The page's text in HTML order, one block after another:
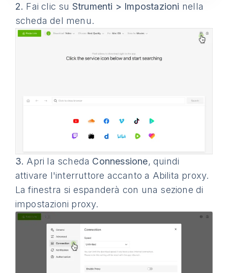
2. Fai clic su Strumenti > Impostazioni nella
scheda del menu.
3. Apri la scheda Connessione, quindi
attivare l'interruttore accanto a Abilita proxy.
La finestra si espanderà con una sezione di
impostazioni proxy.